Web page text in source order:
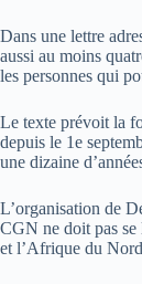
Dans une lettre
aussi au moins
les personnes qui
Le texte prévoit la
depuis le 1e
une dizaine
L’organisation de
CGN ne doit pas se
et l’Afrique du